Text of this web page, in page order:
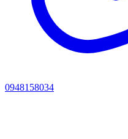
0948158034